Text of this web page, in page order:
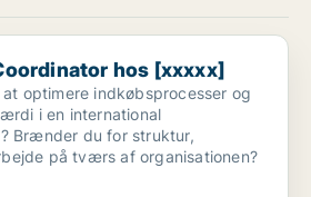
hos [xxxxx]
hos [xxxxx]
optimere indkøbsprocesser og
i en international
Brænder du for struktur,
på tværs af organisationen?